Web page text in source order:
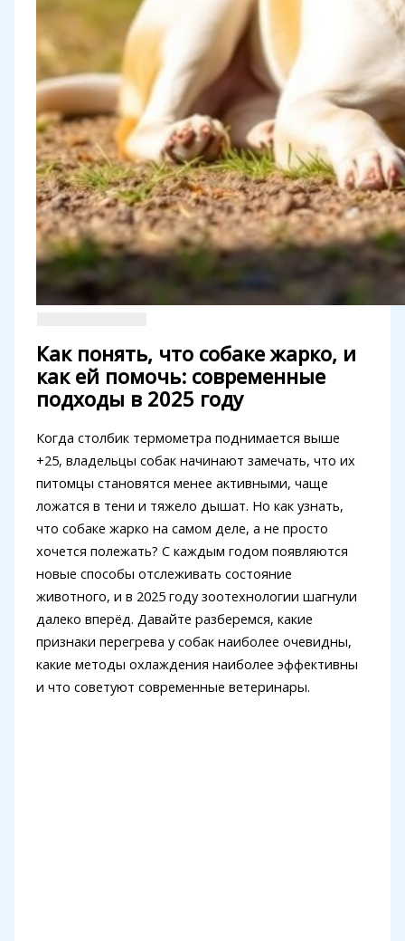
Как понять, что собаке жарко, и
как ей помочь: современные
подходы в 2025 году
Когда столбик термометра поднимается выше
+25, владельцы собак начинают замечать, что их
питомцы становятся менее активными, чаще
ложатся в тени и тяжело дышат. Но как узнать,
что собаке жарко на самом деле, а не просто
хочется полежать? С каждым годом появляются
новые способы отслеживать состояние
животного, и в 2025 году зоотехнологии шагнули
далеко вперёд. Давайте разберемся, какие
признаки перегрева у собак наиболее очевидны,
какие методы охлаждения наиболее эффективны
и что советуют современные ветеринары.